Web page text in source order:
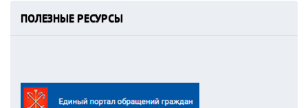
ПОЛЕЗНЫЕ РЕСУРСЫ